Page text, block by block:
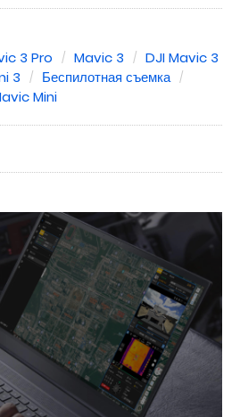
3 Pro Mavic 3
DJI Mavic 3
3
Беспилотная съемка
Mini